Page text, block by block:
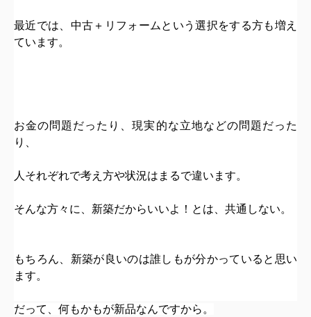
最近では、 中古＋リフォーム という選択をする方も増え
ています。
お金の問題だったり、現実的な立地などの問題だった
り、
人それぞれで考え方や状況はまるで違います。
そんな方々に、新築だからいいよ！とは、共通しない。
もちろん、新築が良いのは誰しもが分かっていると思い
ます。
だって、何もかもが新品なんですから。